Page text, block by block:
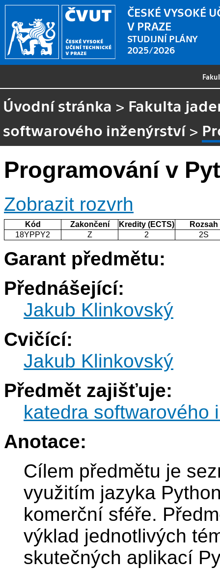
ČESKÉ VYSOKÉ
V PRAZE
STUDIJNÍ PLÁNY
2025/2026
Úvodní stránka > Fakulta
softwarového inženýrství>
Programování v
Zobrazit rozvrh
Kód Zakončení Kredity (ECTS)
Rozsah
18YPPY2
Z 2 2S
Garant předmětu:
Přednášející:
Jakub Klinkovský
Cvičící:
Jakub Klinkovský
Předmět zajišťuje:
katedra softwarového
Anotace:
Cílem předmětu je
využitím jazyka
komerční sféře.
výklad jednotlivých
skutečných aplikací